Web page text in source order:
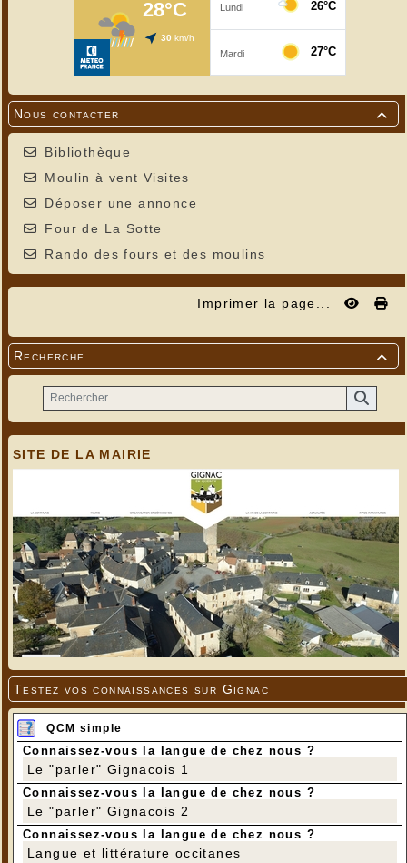

Nous contacter
Bibliothèque
Moulin à vent Visites
Déposer une annonce
Four de La Sotte
Rando des fours et des moulins
Imprimer la page...

Recherche
SITE DE LA MAIRIE
Testez vos connaissances sur Gignac
QCM simple
Connaissez-vous la langue de chez nous ?
Le "parler" Gignacois 1
Connaissez-vous la langue de chez nous ?
Le "parler" Gignacois 2
Connaissez-vous la langue de chez nous ?
Langue et littérature occitanes